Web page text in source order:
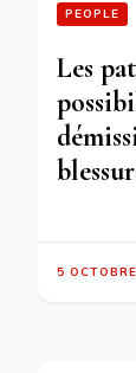
PEOPLE
Les
5